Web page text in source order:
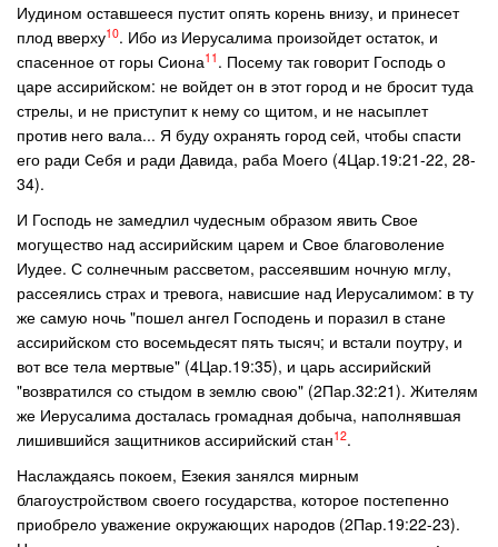
Иудином оставшееся пустит опять корень внизу, и принесет
плод вверху10. Ибо из Иерусалима произойдет остаток, и
спасенное от горы Сиона11 . Посему так говорит Господь о
царе ассирийском: не войдет он в этот город и не бросит туда
стрелы, и не приступит к нему со щитом, и не насыплет
против него вала... Я буду охранять город сей, чтобы спасти
его ради Себя и ради Давида, раба Моего (4Цар.19:21-22, 28-
34).
И Господь не замедлил чудесным образом явить Свое
могущество над ассирийским царем и Свое благоволение
Иудее. С солнечным рассветом, рассеявшим ночную мглу,
рассеялись страх и тревога, нависшие над Иерусалимом: в ту
же самую ночь "пошел ангел Господень и поразил в стане
ассирийском сто восемьдесят пять тысяч; и встали поутру, и
вот все тела мертвые" (4Цар.19:35), и царь ассирийский
"возвратился со стыдом в землю свою" (2Пар.32:21). Жителям
же Иерусалима досталась громадная добыча, наполнявшая
лишившийся защитников ассирийский стан12.
Наслаждаясь покоем, Езекия занялся мирным
благоустройством своего государства, которое постепенно
приобрело уважение окружающих народов (2Пар.19:22-23).